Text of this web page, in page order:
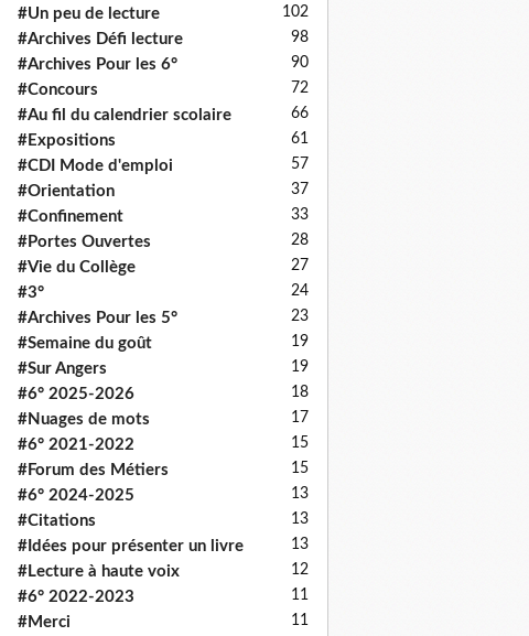
#Un peu de lecture 102
#Archives Défi lecture 98
#Archives Pour les 6° 90
#Concours 72
#Au fil du calendrier scolaire 66
#Expositions 61
#CDI Mode d'emploi 57
#Orientation 37
#Confinement 33
#Portes Ouvertes 28
#Vie du Collège 27
#3° 24
#Archives Pour les 5° 23
#Semaine du goût 19
#Sur Angers 19
#6° 2025-2026 18
#Nuages de mots 17
#6° 2021-2022 15
#Forum des Métiers 15
#6° 2024-2025 13
#Citations 13
#Idées pour présenter un livre 13
#Lecture à haute voix 12
#6° 2022-2023 11
#Merci 11